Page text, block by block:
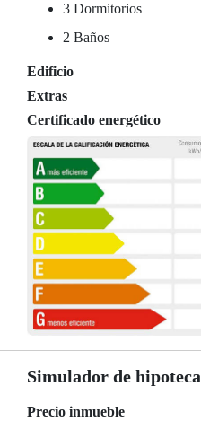
3 Dormitorios
2 Baños
Edificio
Extras
Certificado energético
Simulador de hipoteca
Precio inmueble